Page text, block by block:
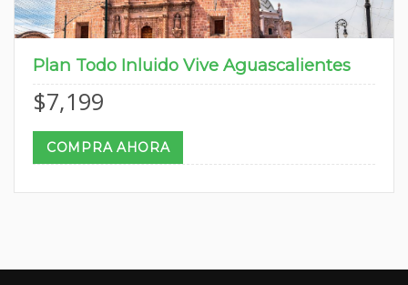
Plan Todo Inluido Vive Aguascalientes
$7,199
COMPRA AHORA